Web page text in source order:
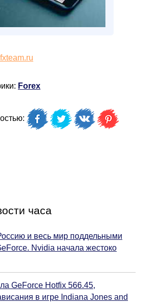
Forex
часа
и весь мир поддельными
Nvidia начала жестоко
GeForce Hotfix 566.45,
в игре Indiana Jones and